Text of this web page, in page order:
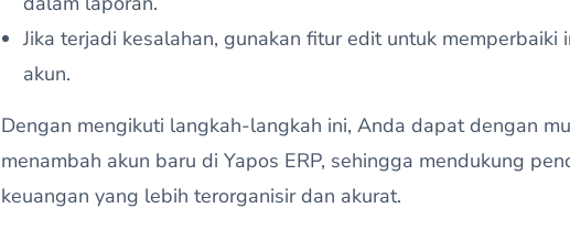
Jika terjadi kesalahan, gunakan fitur edit untuk memperbaiki
akun.
Dengan mengikuti langkah-langkah ini, Anda dapat dengan
menambah akun baru di Yapos ERP, sehingga mendukung
keuangan yang lebih terorganisir dan akurat.